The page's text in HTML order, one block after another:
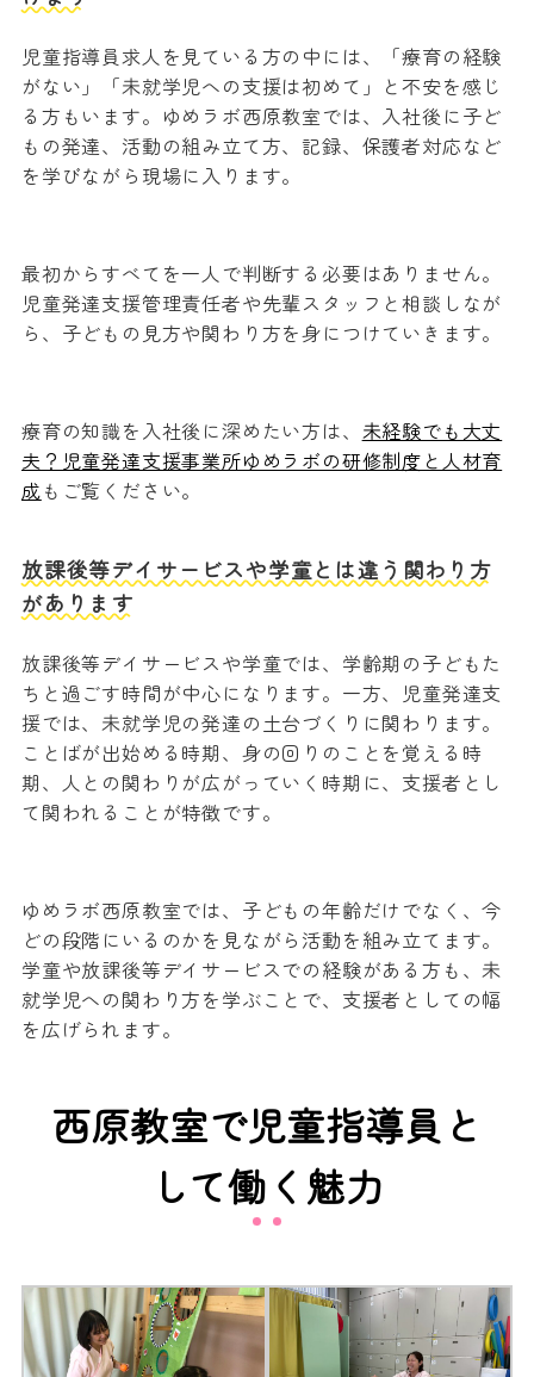
児童指導員求人を見ている方の中には、「療育の経験
がない」「未就学児への支援は初めて」と不安を感じ
る方もいます。ゆめラボ西原教室では、入社後に子ど
もの発達、活動の組み立て方、記録、保護者対応など
を学びながら現場に入ります。
最初からすべてを一人で判断する必要はありません。
児童発達支援管理責任者や先輩スタッフと相談しなが
ら、子どもの見方や関わり方を身につけていきます。
療育の知識を入社後に深めたい方は、 未経験でも大丈
夫？児童発達支援事業所ゆめラボの研修制度と人材育
成もご覧ください。
放課後等デイサービスや学童とは違う関わり方
があります
放課後等デイサービスや学童では、学齢期の子どもた
ちと過ごす時間が中心になります。一方、児童発達支
援では、未就学児の発達の土台づくりに関わります。
ことばが出始める時期、身の回りのことを覚える時
期、人との関わりが広がっていく時期に、支援者とし
て関われることが特徴です。
ゆめラボ西原教室では、子どもの年齢だけでなく、今
どの段階にいるのかを見ながら活動を組み立てます。
学童や放課後等デイサービスでの経験がある方も、未
就学児への関わり方を学ぶことで、支援者としての幅
を広げられます。
西原教室で児童指導員と
して働く魅力